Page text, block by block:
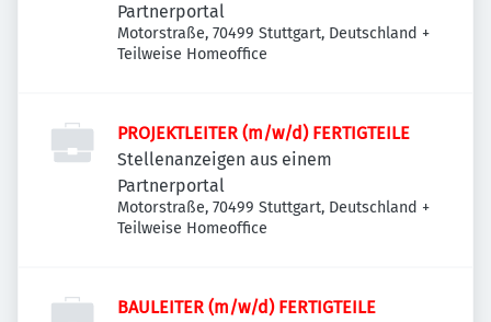
Partnerportal
Motorstraße, 70499 Stuttgart, Deutschland +
Teilweise Homeoffice
PROJEKTLEITER (m/w/d) FERTIGTEILE
Stellenanzeigen aus einem
Partnerportal
Motorstraße, 70499 Stuttgart, Deutschland +
Teilweise Homeoffice
BAULEITER (m/w/d) FERTIGTEILE